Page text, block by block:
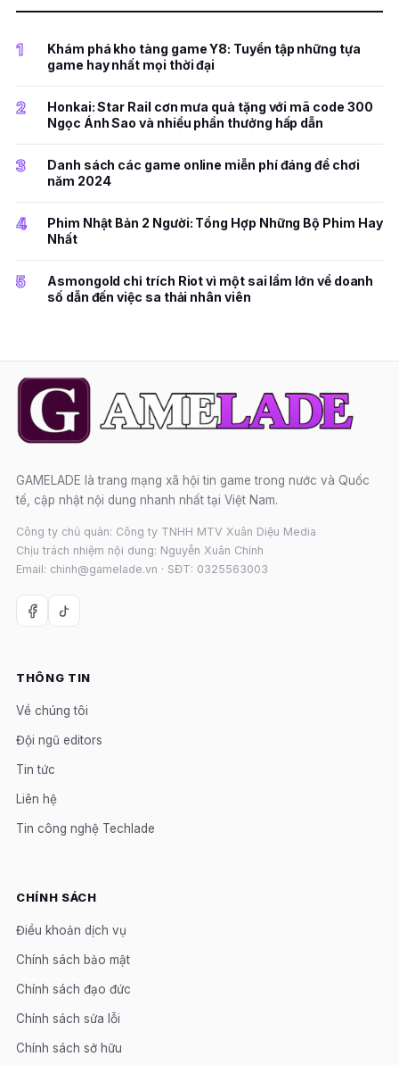
1
Khám phá kho tàng game Y8: Tuyển tập những tựa
game hay nhất mọi thời đại
2
Honkai: Star Rail cơn mưa quà tặng với mã code 300
Ngọc Ánh Sao và nhiều phần thưởng hấp dẫn
3
Danh sách các game online miễn phí đáng để chơi
năm 2024
4
Phim Nhật Bản 2 Người: Tổng Hợp Những Bộ Phim Hay
Nhất
5
Asmongold chỉ trích Riot vì một sai lầm lớn về doanh
số dẫn đến việc sa thải nhân viên
GAMELADE là trang mạng xã hội tin game trong nước và Quốc
tế, cập nhật nội dung nhanh nhất tại Việt Nam.
Công ty chủ quản: Công ty TNHH MTV Xuân Diệu Media
Chịu trách nhiệm nội dung: Nguyễn Xuân Chính
Email: chinh@gamelade.vn · SĐT: 0325563003
THÔNG TIN
Về chúng tôi
Đội ngũ editors
Tin tức
Liên hệ
Tin công nghệ Techlade
CHÍNH SÁCH
Điều khoản dịch vụ
Chính sách bảo mật
Chính sách đạo đức
Chính sách sửa lỗi
Chính sách sở hữu